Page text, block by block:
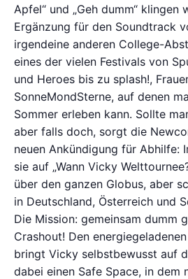
Apfel“ und „Geh dumm“
Ergänzung für den Soundtrack
irgendeine anderen College-
eines der vielen Festivals von
und Heroes bis zu splash!,
SonneMondSterne, auf denen
Sommer erleben kann. Sollte
aber falls doch, sorgt die
neuen Ankündigung für Abhilfe:
sie auf „Wann Vicky
über den ganzen Globus, aber
in Deutschland, Österreich und
Die Mission: gemeinsam dumm
Crashout! Den
bringt Vicky selbstbewusst auf
dabei einen Safe Space, in dem